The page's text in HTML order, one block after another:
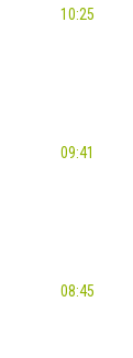
10:25
09:41
08:45